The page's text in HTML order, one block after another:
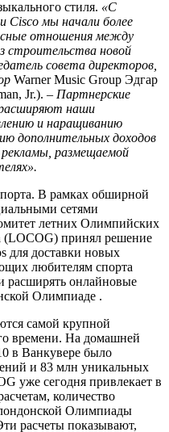
стиля. «С
Cisco мы начали более
отношения между
строительства новой
совета директоров,
Warner Music Group Эдгар
Jr.). – Партнерские
наши
и наращиванию
дополнительных доходов
размещаемой
В рамках обширной
сетями
летних Олимпийских
(LOCOG) принял решение
для доставки новых
любителям спорта
расширять онлайновые
Олимпиаде .
самой крупной
времени. На домашней
в Ванкувере было
и 83 млн уникальных
уже сегодня привлекает в
количество
Олимпиады
расчеты показывают,